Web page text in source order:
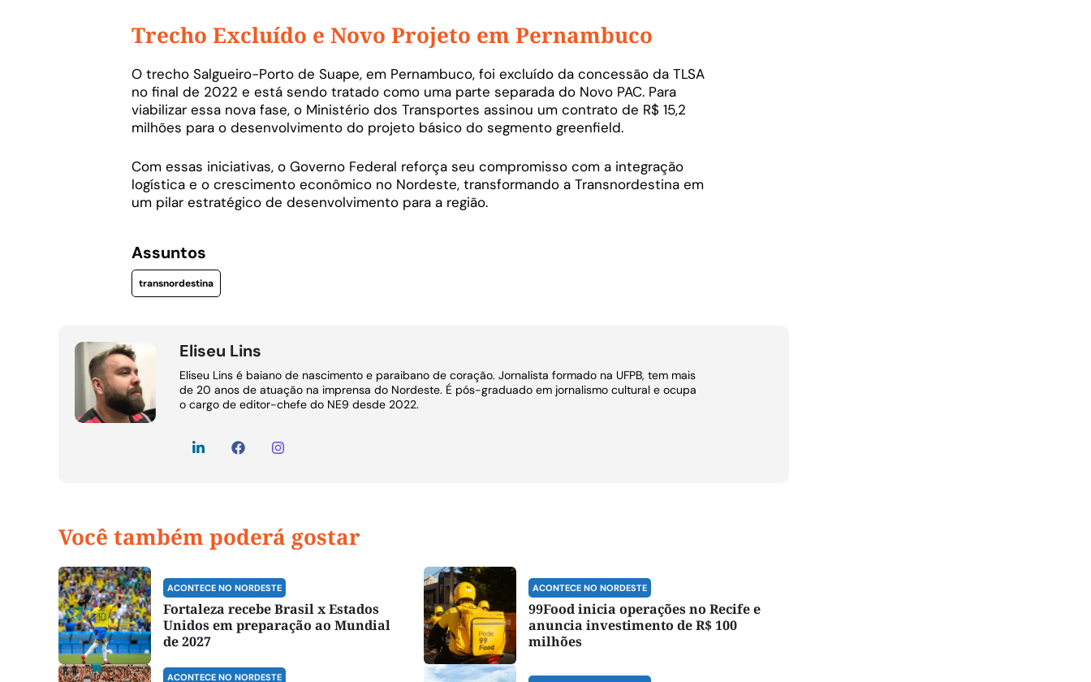
Trecho Excluído e Novo Projeto em Pernambuco
O trecho Salgueiro-Porto de Suape, em Pernambuco, foi excluído da concessão da TLSA
no final de 2022 e está sendo tratado como uma parte separada do Novo PAC. Para
viabilizar essa nova fase, o Ministério dos Transportes assinou um contrato de R$ 15,2
milhões para o desenvolvimento do projeto básico do segmento greenfield.
Com essas iniciativas, o Governo Federal reforça seu compromisso com a integração
logística e o crescimento econômico no Nordeste, transformando a Transnordestina em
um pilar estratégico de desenvolvimento para a região.
Assuntos
transnordestina
Eliseu Lins
Eliseu Lins é baiano de nascimento e paraibano de coração. Jornalista formado na UFPB, tem mais
de 20 anos de atuação na imprensa do Nordeste. É pós-graduado em jornalismo cultural e ocupa
o cargo de editor-chefe do NE9 desde 2022.
Você também poderá gostar
ACONTECE NO NORDESTE
Fortaleza recebe Brasil x Estados
Unidos em preparação ao Mundial
de 2027
ACONTECE NO NORDESTE
99Food inicia operações no Recife e
anuncia investimento de R$ 100
milhões
ACONTECE NO NORDESTE